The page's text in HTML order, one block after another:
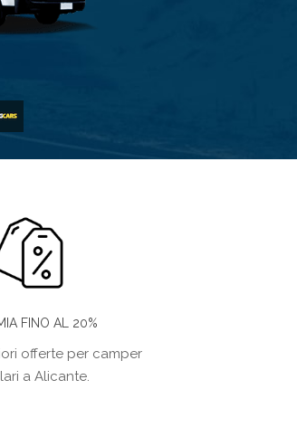
FINO AL 20%
offerte per camper
a Alicante.